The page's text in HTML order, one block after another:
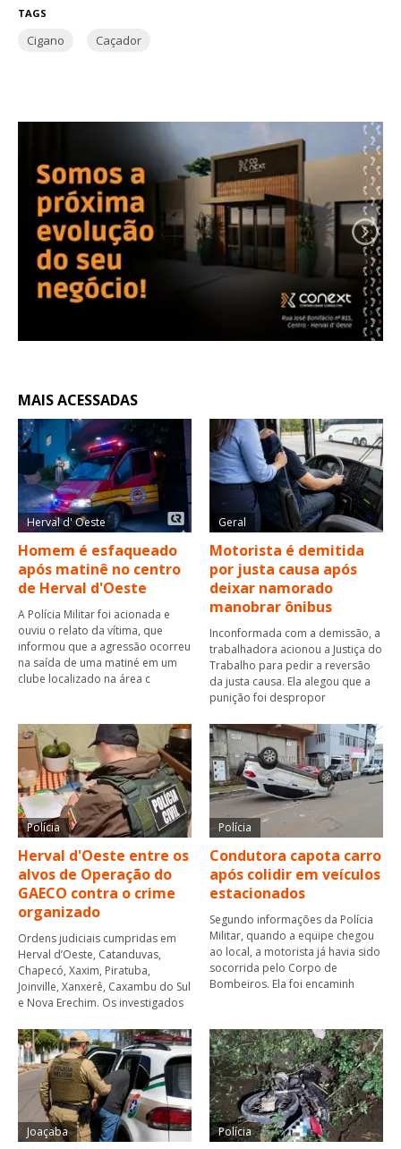
TAGS
Cigano Caçador
MAIS ACESSADAS
Herval d' Oeste
Homem é esfaqueado
após matinê no centro
de Herval d'Oeste
A Polícia Militar foi acionada e
ouviu o relato da vítima, que
informou que a agressão ocorreu
na saída de uma matiné em um
clube localizado na área c
Geral
Motorista é demitida
por justa causa após
deixar namorado
manobrar ônibus
Inconformada com a demissão, a
trabalhadora acionou a Justiça do
Trabalho para pedir a reversão
da justa causa. Ela alegou que a
punição foi despropor
Polícia
Herval d'Oeste entre os
alvos de Operação do
GAECO contra o crime
organizado
Ordens judiciais cumpridas em
Herval d’Oeste, Catanduvas,
Chapecó, Xaxim, Piratuba,
Joinville, Xanxerê, Caxambu do Sul
e Nova Erechim. Os investigados
Polícia
Condutora capota carro
após colidir em veículos
estacionados
Segundo informações da Polícia
Militar, quando a equipe chegou
ao local, a motorista já havia sido
socorrida pelo Corpo de
Bombeiros. Ela foi encaminh
Joaçaba Polícia